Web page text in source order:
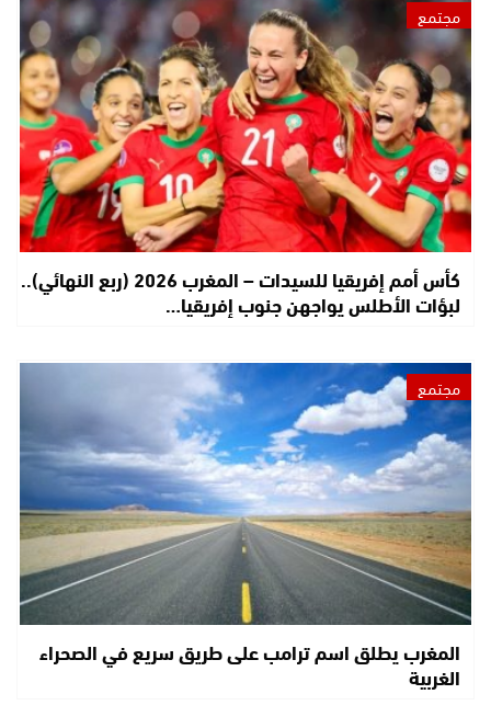
مجتمع
كأس أمم إفريقيا للسيدات – المغرب 2026 (ربع النهائي)..
لبؤات الأطلس يواجهن جنوب إفريقيا…
مجتمع
المغرب يطلق اسم ترامب على طريق سريع في الصحراء
الغربية